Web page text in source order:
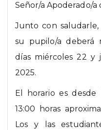
Señor/a Apoderado/a
Junto con
su pupilo/a deberá
días miércoles 22 y
2025.
El horario es desde
13:00 horas
Los y las